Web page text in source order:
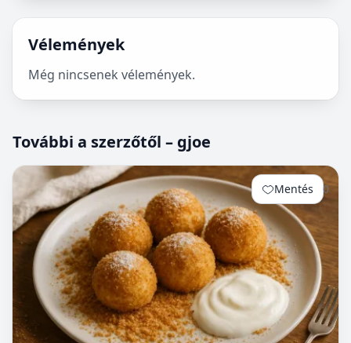
Vélemények
Még nincsenek vélemények.
További a szerzőtől – gjoe
Mentés 0